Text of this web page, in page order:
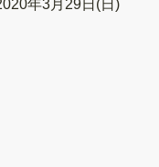
年3月29日(日)